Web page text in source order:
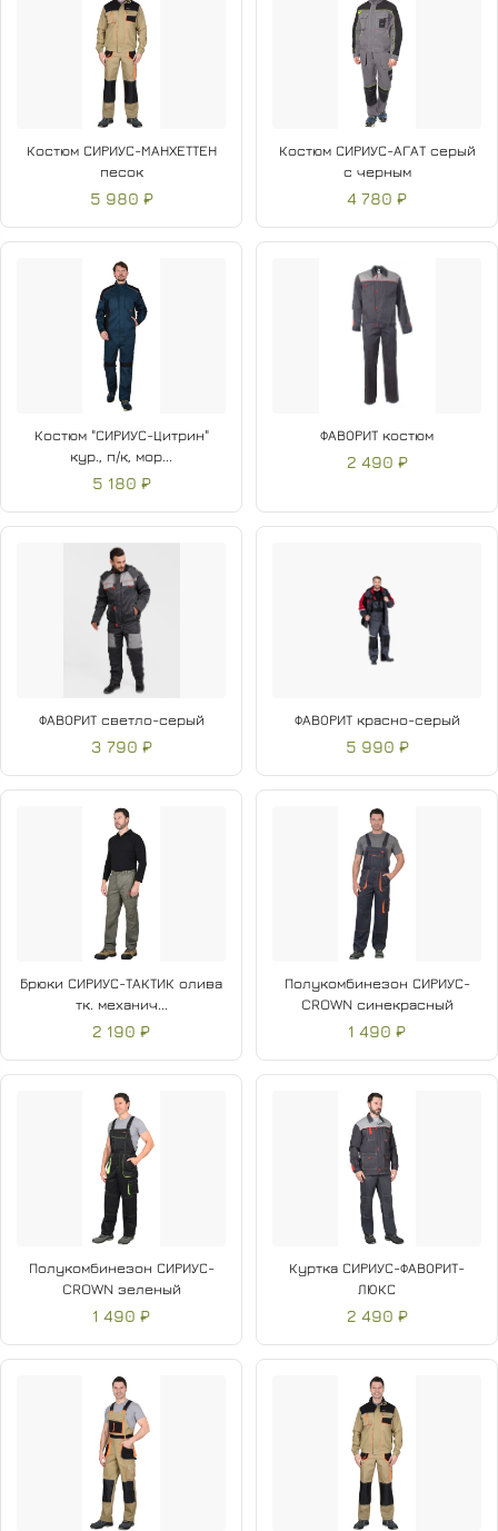
Костюм СИРИУС-МАНХЕТТЕН
песок
5 980 ₽
Костюм СИРИУС-АГАТ серый
с черным
4 780 ₽
Костюм "СИРИУС-Цитрин"
кур., п/к, мор...
5 180 ₽
ФАВОРИТ костюм
2 490 ₽
ФАВОРИТ светло-серый
3 790 ₽
ФАВОРИТ красно-серый
5 990 ₽
Брюки СИРИУС-ТАКТИК олива
тк. механич...
2 190 ₽
Полукомбинезон СИРИУС-
CROWN синекрасный
1 490 ₽
Полукомбинезон СИРИУС-
CROWN зеленый
1 490 ₽
Куртка СИРИУС-ФАВОРИТ-
ЛЮКС
2 490 ₽